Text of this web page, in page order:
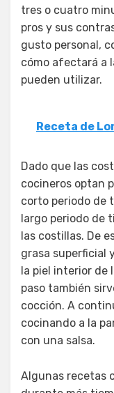
tres o cuatro
pros y sus
gusto personal,
cómo afectará a
pueden utilizar.
Receta de
Dado que las
cocineros optan
corto periodo de
largo periodo de
las costillas. De
grasa superficial
la piel interior de
paso también
cocción. A
cocinando a la
con una salsa.
Algunas recetas